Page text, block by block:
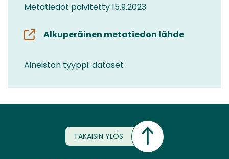
Metatiedot päivitetty 15.9.2023
Alkuperäinen metatiedon lähde
Aineiston tyyppi: dataset
TAKAISIN YLÖS